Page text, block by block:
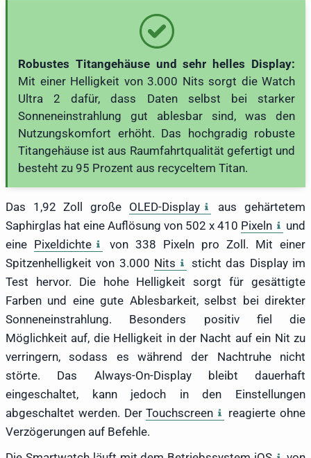
Robustes Titangehäuse und sehr helles Display:
Mit einer Helligkeit von 3.000 Nits sorgt die Watch
Ultra 2 dafür, dass Daten selbst bei starker
Sonneneinstrahlung gut ablesbar sind, was den
Nutzungskomfort erhöht. Das hochgradig robuste
Titangehäuse ist aus Raumfahrtqualität gefertigt und
besteht zu 95 Prozent aus recyceltem Titan.
Das 1,92 Zoll große OLED-Display
aus gehärtetem
Saphirglas hat eine Auflösung von 502 x 410 Pixeln
und
eine Pixeldichte
von 338 Pixeln pro Zoll. Mit einer
Spitzenhelligkeit von 3.000 Nits
sticht das Display im
Test hervor. Die hohe Helligkeit sorgt für gesättigte
Farben und eine gute Ablesbarkeit, selbst bei direkter
Sonneneinstrahlung. Besonders positiv fiel die
Möglichkeit auf, die Helligkeit in der Nacht auf ein Nit zu
verringern, sodass es während der Nachtruhe nicht
störte. Das Always-On-Display bleibt dauerhaft
eingeschaltet, kann jedoch in den Einstellungen
abgeschaltet werden. DerTouchscreen
reagierte ohne
Verzögerungen auf Befehle.